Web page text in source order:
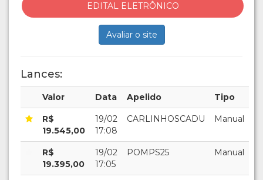
EDITAL ELETRÔNICO
Avaliar o site
Lances:
Valor Data Apelido Tipo
R$
19.545,00
19/02
17:08
CARLINHOSCADU Manual
R$
19.395,00
19/02
17:05
POMPS25 Manual